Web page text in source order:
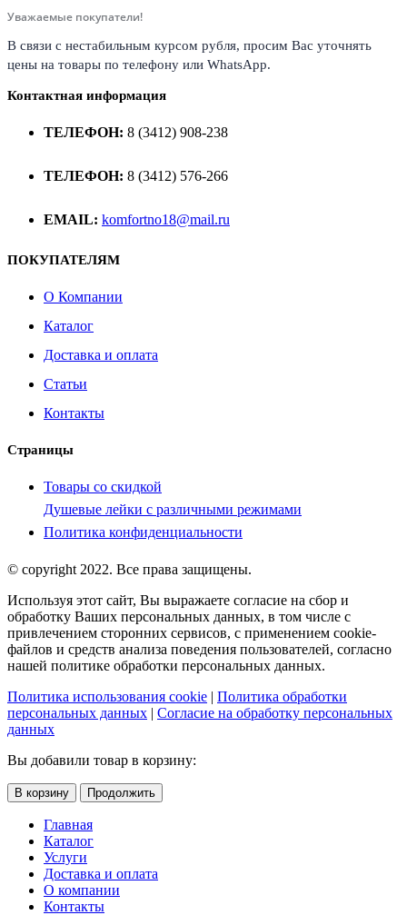
Уважаемые покупатели!
В связи с нестабильным курсом рубля, просим Вас уточнять
цены на товары по телефону или WhatsApp.
Контактная информация
ТЕЛЕФОН: 8 (3412) 908-238
ТЕЛЕФОН: 8 (3412) 576-266
EMAIL: komfortno18@mail.ru
ПОКУПАТЕЛЯМ
О Компании
Каталог
Доставка и оплата
Статьи
Контакты
Страницы
Товары со скидкой
Душевые лейки с различными режимами
Политика конфиденциальности
© copyright 2022. Все права защищены.
Используя этот сайт, Вы выражаете согласие на сбор и
обработку Ваших персональных данных, в том числе с
привлечением сторонних сервисов, с применением cookie-
файлов и средств анализа поведения пользователей, согласно
нашей политике обработки персональных данных.
Политика использования cookie | Политика обработки
персональных данных | Согласие на обработку персональных
данных
Вы добавили товар в корзину:
В корзину Продолжить
Главная
Каталог
Услуги
Доставка и оплата
О компании
Контакты